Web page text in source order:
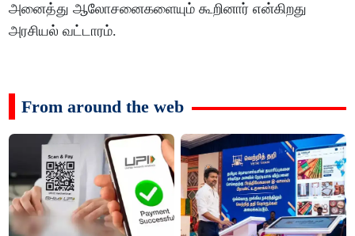
அனைத்து ஆலோசனைகளையும் கூறினார் என்கிறது
அரசியல் வட்டாரம்.
From around the web